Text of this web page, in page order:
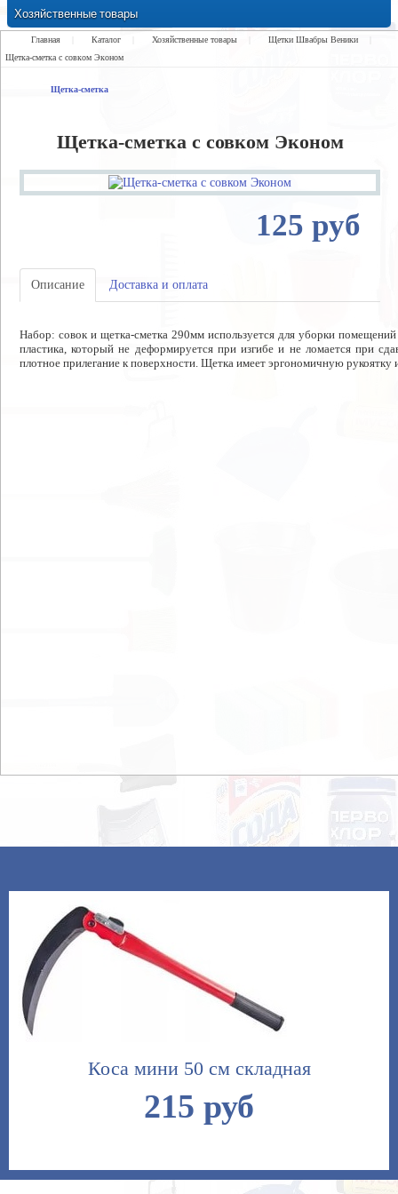
Хозяйственные товары
Замки Ручки Петли Засовы Проушины
Главная Каталог Хозяйственные товары Щетки Швабры Веники
Щетка-сметка с совком Эконом
Щетка-сметка
Щетка-сметка с совком Эконом
125 руб
Описание Доставка и оплата
Набор: совок и щетка-сметка 290мм используется для уборки
пластика, который не деформируется при изгибе и не ломается при
плотное прилегание к поверхности. Щетка имеет эргономичную
Коса мини 50 см складная
215 руб